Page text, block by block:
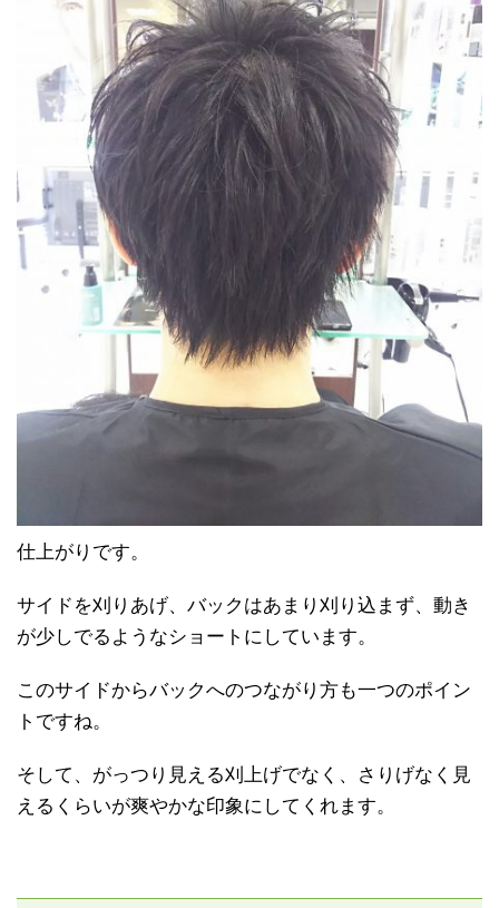
仕上がりです。
サイドを刈りあげ、バックはあまり刈り込まず、動き
が少しでるようなショートにしています。
このサイドからバックへのつながり方も一つのポイン
トですね。
そして、がっつり見える刈上げでなく、さりげなく見
えるくらいが爽やかな印象にしてくれます。